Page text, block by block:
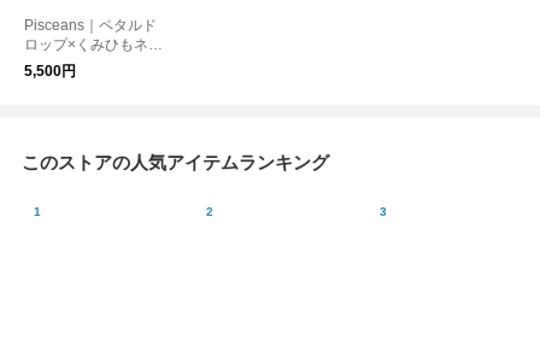
Pisceans｜ペタルド
ロップ×くみひもネッ
クレス
5,500円
このストアの人気アイテムランキング